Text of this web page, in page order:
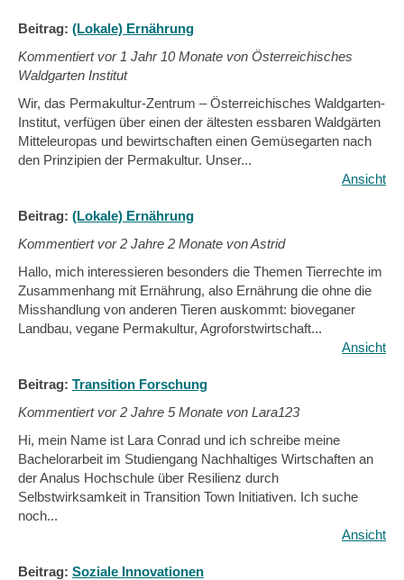
Beitrag: (Lokale) Ernährung
Kommentiert vor 1 Jahr 10 Monate von Österreichisches
Waldgarten Institut
Wir, das Permakultur-Zentrum – Österreichisches Waldgarten-
Institut, verfügen über einen der ältesten essbaren Waldgärten
Mitteleuropas und bewirtschaften einen Gemüsegarten nach
den Prinzipien der Permakultur. Unser...
Ansicht
Beitrag: (Lokale) Ernährung
Kommentiert vor2 Jahre 2 Monate von Astrid
Hallo, mich interessieren besonders die Themen Tierrechte im
Zusammenhang mit Ernährung, also Ernährung die ohne die
Misshandlung von anderen Tieren auskommt: bioveganer
Landbau, vegane Permakultur, Agroforstwirtschaft...
Ansicht
Beitrag: Transition Forschung
Kommentiert vor2 Jahre 5 Monate von Lara123
Hi, mein Name ist Lara Conrad und ich schreibe meine
Bachelorarbeit im Studiengang Nachhaltiges Wirtschaften an
der Analus Hochschule über Resilienz durch
Selbstwirksamkeit in Transition Town Initiativen. Ich suche
noch...
Ansicht
Beitrag: Soziale Innovationen